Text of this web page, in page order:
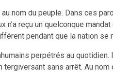
nom du peuple. Dans ces
n’a reçu un quelconque
pendant que la nation se
perpétrés au
sans arrêt. Au